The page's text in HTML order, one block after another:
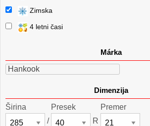
Zimska
4 letni časi
Márka
Hankook
Dimenzija
Širina
/
Presek
R
Premer